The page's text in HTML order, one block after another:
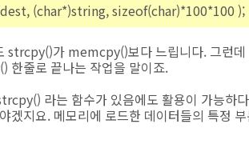
(char*)string, sizeof(char)*100*100 );
strcpy()가 memcpy()보다 느립니다. 그런
한줄로 끝나는 작업을 말이죠.
라는 함수가 있음에도 활용이 가능하
겠지요. 메모리에 로드한 데이터들의 특정